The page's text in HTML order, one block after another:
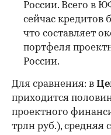
России. Всего в
сейчас кредитов
что составляет
портфеля
России.
Для сравнения: в
приходится
проектного
трлн руб.), средняя